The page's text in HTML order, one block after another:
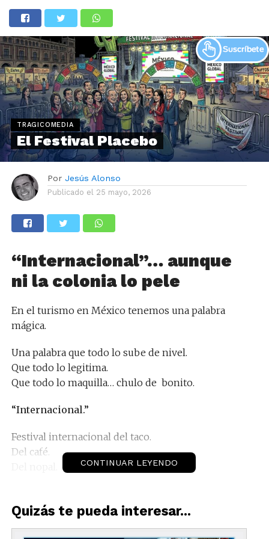
TRAGICOMEDIA
El Festival Placebo
Por Jesús Alonso
Publicado el 25 mayo, 2026
“Internacional”… aunque
ni la colonia lo pele
En el turismo en México tenemos una palabra
mágica.
Una palabra que todo lo sube de nivel.
Que todo lo legitima.
Que todo lo maquilla… chulo de bonito.
“Internacional.”
Festival internacional del taco.
Del café.
Internacional…
aunque el invitado más lejano venga de la colonia
CONTINUAR LEYENDO
Quizás te pueda interesar...